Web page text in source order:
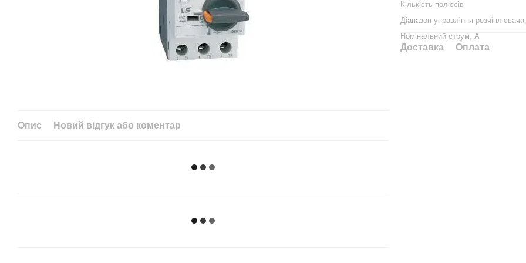
Опис Новий відгук або коментар
Кількість полюсів
Діапазон управління
Номінальний струм, А
Доставка Оплата